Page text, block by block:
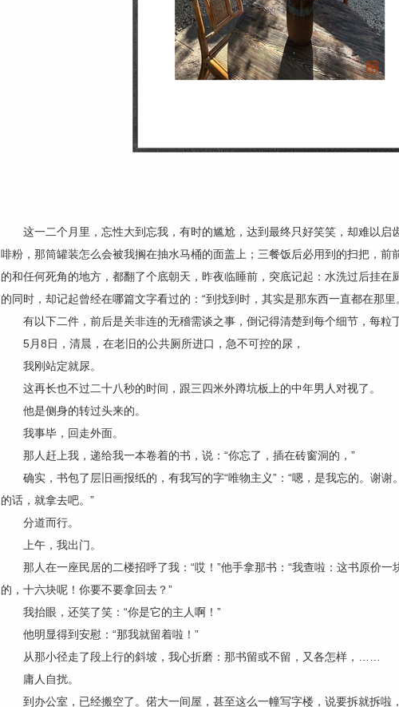
这一二个月里，忘性大到忘我，有时的尴尬，达到最终只好笑笑，却难以启
啡粉，那筒罐装怎么会被我搁在抽水马桶的面盖上；三餐饭后必用到的扫把，前
的和任何死角的地方，都翻了个底朝天，昨夜临睡前，突底记起：水洗过后挂
的同时，却记起曾经在哪篇文字看过的：“到找到时，其实是那东西一直都在那里
有以下二件，前后是关非连的无稽需谈之事，倒记得清楚到每个细节，每粒
5月8日，清晨，在老旧的公共厕所进口，急不可控的尿，
我刚站定就尿。
这再长也不过二十八秒的时间，跟三四米外蹲坑板上的中年男人对视了。
他是侧身的转过头来的。
我事毕，回走外面。
那人赶上我，递给我一本卷着的书，说：“你忘了，插在砖窗洞的，”
确实，书包了层旧画报纸的，有我写的字“唯物主义”：“嗯，是我忘的。谢谢
的话，就拿去吧。”
分道而行。
上午，我出门。
那人在一座民居的二楼招呼了我：“哎！”他手拿那书：“我查啦：这书原价
的，十六块呢！你要不要拿回去？”
我抬眼，还笑了笑：“你是它的主人啊！”
他明显得到安慰：“那我就留着啦！”
从那小径走了段上行的斜坡，我心折磨：那书留或不留，又各怎样，……
庸人自扰。
到办公室，已经搬空了。偌大一间屋，甚至这么一幢写字楼，说要拆就拆